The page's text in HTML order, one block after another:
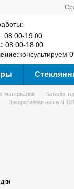
08:00-19:00
08:00-18:00
консультируем
материалов
Каталог
Декоративная ниша N 101